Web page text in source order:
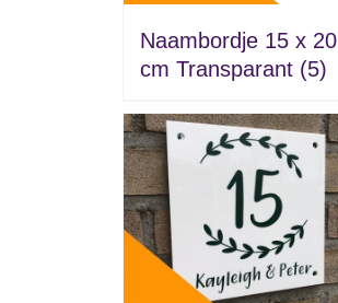
Naambordje 15 x 20
cm Transparant (5)